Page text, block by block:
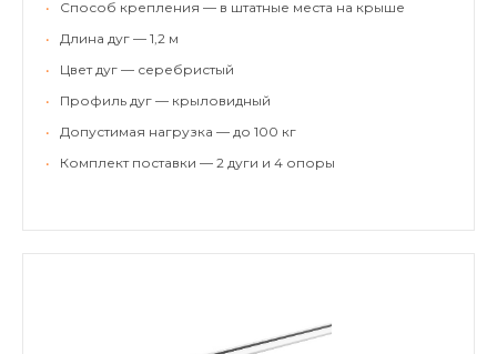
•
Способ крепления — в штатные места на крыше
•
Длина дуг — 1,2 м
•
Цвет дуг — серебристый
•
Профиль дуг — крыловидный
•
Допустимая нагрузка — до 100 кг
•
Комплект поставки — 2 дуги и 4 опоры